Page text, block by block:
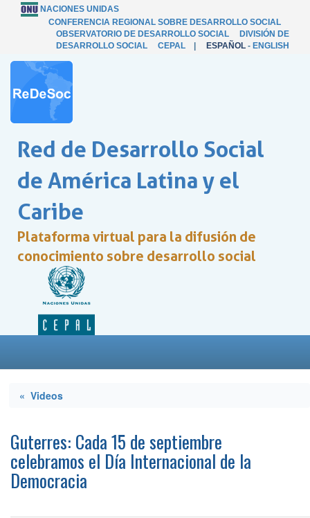
NACIONES UNIDAS
CONFERENCIA REGIONAL SOBRE DESARROLLO SOCIAL
OBSERVATORIO DE DESARROLLO SOCIAL
DIVISIÓN DE
DESARROLLO SOCIAL
CEPAL ESPAÑOL - ENGLISH
Red de Desarrollo Social
de América Latina y el
Caribe
Plataforma virtual para la difusión de
conocimiento sobre desarrollo social
« Videos
Guterres: Cada 15 de septiembre
celebramos el Día Internacional de la
Democracia